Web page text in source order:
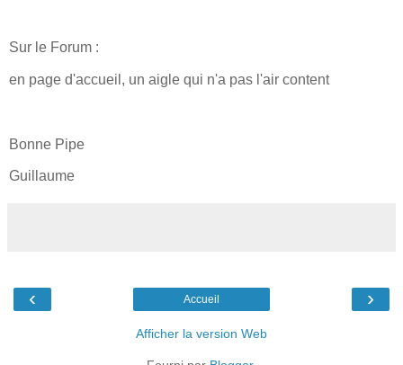
Sur le Forum :
en page d'accueil, un aigle qui n'a pas l'air content
Bonne Pipe
Guillaume
‹ ›
Accueil
Afficher la version Web